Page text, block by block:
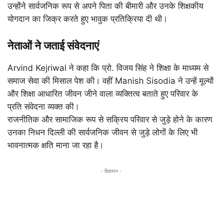
उन्होंने सार्वजनिक रूप से अपने पिता की बीमारी और उनके शिक्षकीय
योगदान का जिक्र करते हुए भावुक प्रतिक्रिया दी थी।
नेताओं ने जताई संवेदनाएं
Arvind Kejriwal ने कहा कि प्रो. विजय सिंह ने शिक्षा के माध्यम से
समाज सेवा की मिसाल पेश की। वहीं Manish Sisodia ने उन्हें मूल्यों
और शिक्षा आधारित जीवन जीने वाला व्यक्तित्व बताते हुए परिवार के
प्रति संवेदना व्यक्त की।
राजनीतिक और सामाजिक रूप से सक्रिय परिवार से जुड़े होने के कारण
उनका निधन दिल्ली की सार्वजनिक जीवन से जुड़े लोगों के लिए भी
भावनात्मक क्षति माना जा रहा है।
- विज्ञापन -